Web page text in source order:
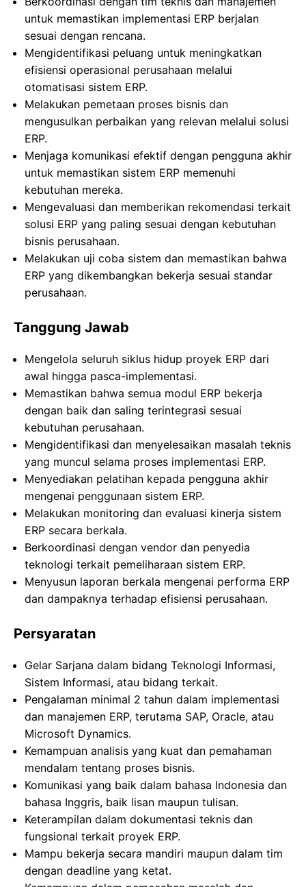
untuk memastikan implementasi ERP berjalan
sesuai dengan rencana.
Mengidentifikasi peluang untuk meningkatkan
efisiensi operasional perusahaan melalui
otomatisasi sistem ERP.
Melakukan pemetaan proses bisnis dan
mengusulkan perbaikan yang relevan melalui solusi
ERP.
Menjaga komunikasi efektif dengan pengguna akhir
untuk memastikan sistem ERP memenuhi
kebutuhan mereka.
Mengevaluasi dan memberikan rekomendasi terkait
solusi ERP yang paling sesuai dengan kebutuhan
bisnis perusahaan.
Melakukan uji coba sistem dan memastikan bahwa
ERP yang dikembangkan bekerja sesuai standar
perusahaan.
Tanggung Jawab
Mengelola seluruh siklus hidup proyek ERP dari
awal hingga pasca-implementasi.
Memastikan bahwa semua modul ERP bekerja
dengan baik dan saling terintegrasi sesuai
kebutuhan perusahaan.
Mengidentifikasi dan menyelesaikan masalah teknis
yang muncul selama proses implementasi ERP.
Menyediakan pelatihan kepada pengguna akhir
mengenai penggunaan sistem ERP.
Melakukan monitoring dan evaluasi kinerja sistem
ERP secara berkala.
Berkoordinasi dengan vendor dan penyedia
teknologi terkait pemeliharaan sistem ERP.
Menyusun laporan berkala mengenai performa ERP
dan dampaknya terhadap efisiensi perusahaan.
Persyaratan
Gelar Sarjana dalam bidang Teknologi Informasi,
Sistem Informasi, atau bidang terkait.
Pengalaman minimal 2 tahun dalam implementasi
dan manajemen ERP, terutama SAP, Oracle, atau
Microsoft Dynamics.
Kemampuan analisis yang kuat dan pemahaman
mendalam tentang proses bisnis.
Komunikasi yang baik dalam bahasa Indonesia dan
bahasa Inggris, baik lisan maupun tulisan.
Keterampilan dalam dokumentasi teknis dan
fungsional terkait proyek ERP.
Mampu bekerja secara mandiri maupun dalam tim
dengan deadline yang ketat.